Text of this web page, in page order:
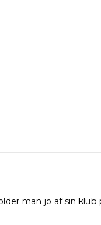
man jo af sin klub